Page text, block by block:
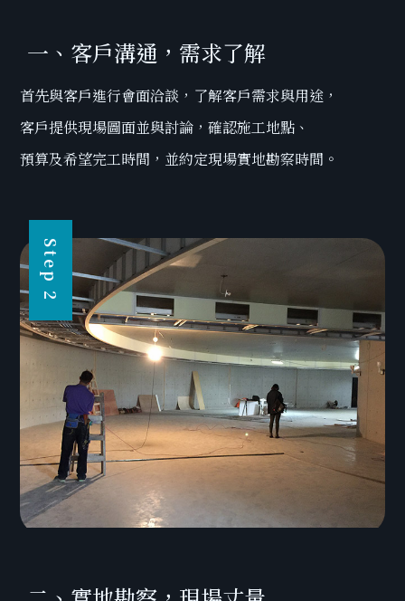
一、客戶溝通，需求了解
首先與客戶進行會面洽談，了解客戶需求與用途，
客戶提供現場圖面並與討論，確認施工地點、
預算及希望完工時間，並約定現場實地勘察時間。
Step 2